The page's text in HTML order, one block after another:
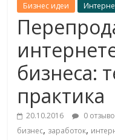
Бизнес идеи
бизнеса:
практика
20.10.2016 0
бизнес, заработок,